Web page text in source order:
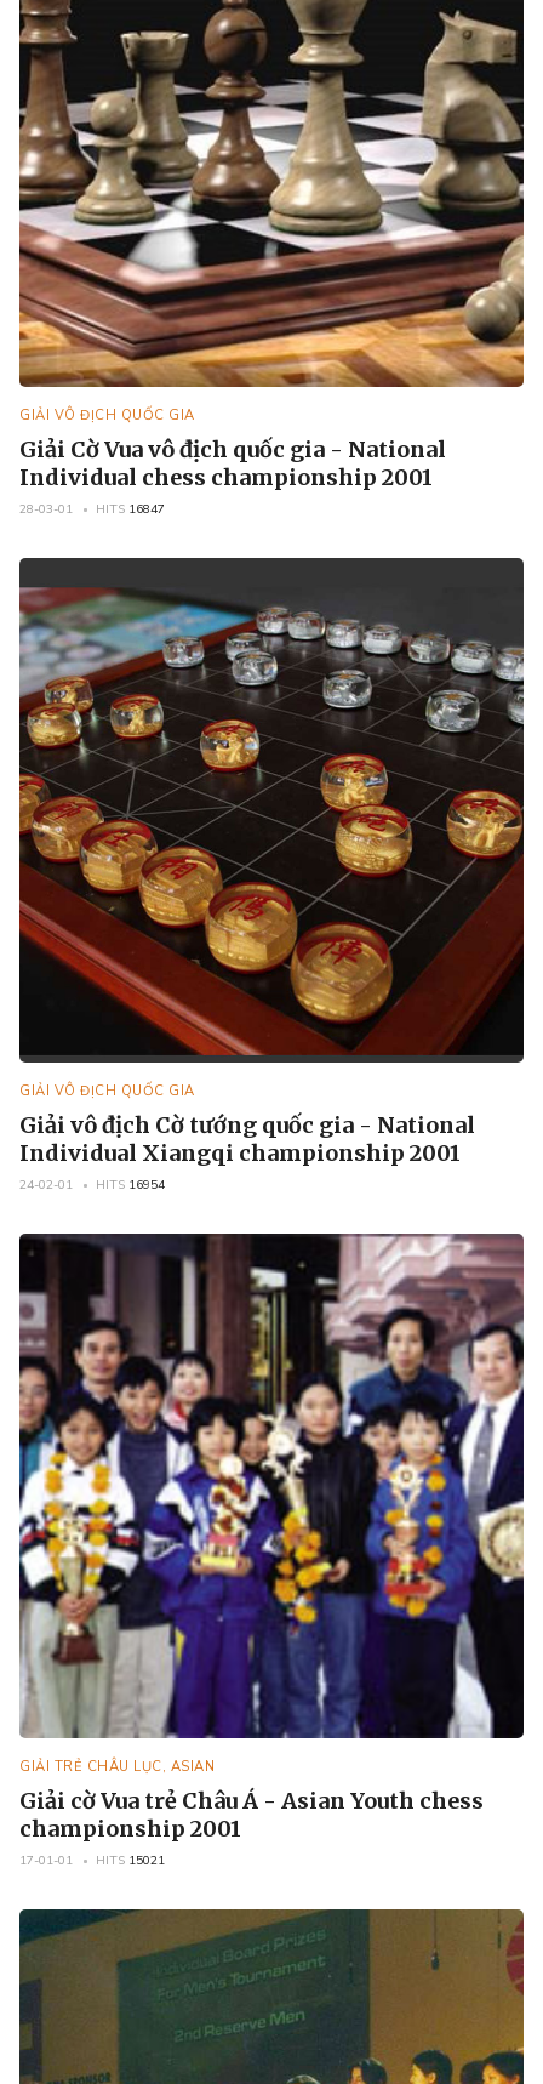
GIẢI VÔ ĐỊCH QUỐC GIA
Giải Cờ Vua vô địch quốc gia - National
Individual chess championship 2001
28-03-01 HITS 16847
GIẢI VÔ ĐỊCH QUỐC GIA
Giải vô địch Cờ tướng quốc gia - National
Individual Xiangqi championship 2001
24-02-01 HITS 16954
GIẢI TRẺ CHÂU LỤC, ASIAN
Giải cờ Vua trẻ Châu Á - Asian Youth chess
championship 2001
17-01-01 HITS 15021